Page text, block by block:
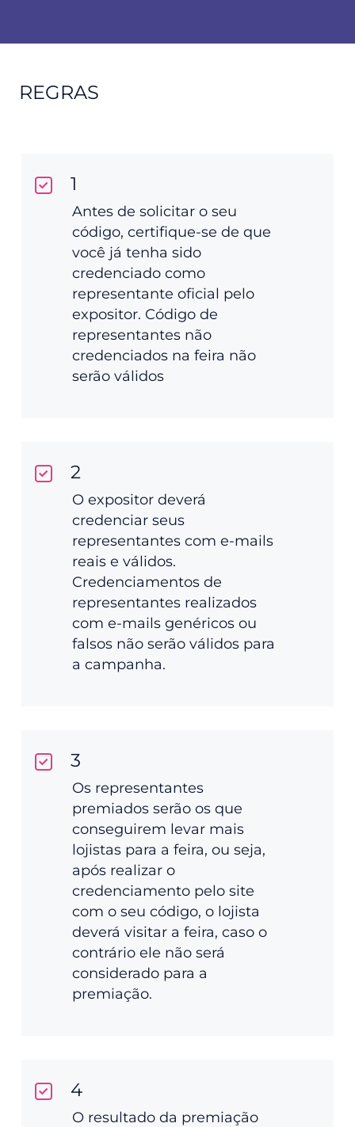
REGRAS
1
Antes de solicitar o seu
código, certifique-se de que
você já tenha sido
credenciado como
representante oficial pelo
expositor. Código de
representantes não
credenciados na feira não
serão válidos
2
O expositor deverá
credenciar seus
representantes com e-mails
reais e válidos.
Credenciamentos de
representantes realizados
com e-mails genéricos ou
falsos não serão válidos para
a campanha.
3
Os representantes
premiados serão os que
conseguirem levar mais
lojistas para a feira, ou seja,
após realizar o
credenciamento pelo site
com o seu código, o lojista
deverá visitar a feira, caso o
contrário ele não será
considerado para a
premiação.
4
O resultado da premiação